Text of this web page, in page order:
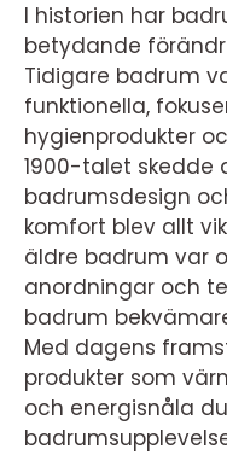
I historien har
betydande
Tidigare badrum
funktionella,
hygienprodukter
1900-talet skedde
badrumsdesign
komfort blev allt
äldre badrum var
anordningar och
badrum
Med dagens
produkter som
och energisnåla